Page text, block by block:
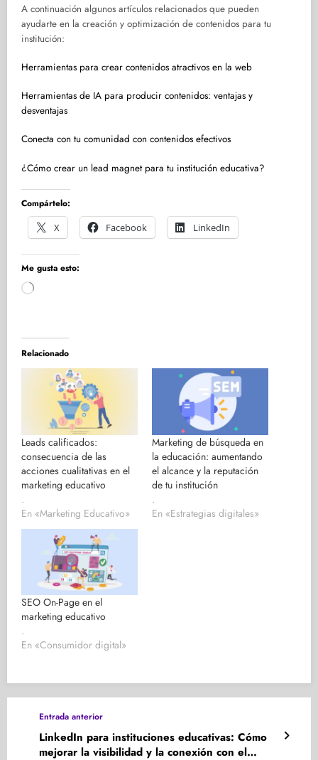
A continuación algunos artículos relacionados que pueden
ayudarte en la creación y optimización de contenidos para tu
institución:
Herramientas para crear contenidos atractivos en la web
Herramientas de IA para producir contenidos: ventajas y
desventajas
Conecta con tu comunidad con contenidos efectivos
¿Cómo crear un lead magnet para tu institución educativa?
Compártelo:
X
Facebook LinkedIn
Me gusta esto:
Cargando...
Relacionado
Leads calificados:
consecuencia de las
acciones cualitativas en el
marketing educativo
.
En «Marketing Educativo»
Marketing de búsqueda en
la educación: aumentando
el alcance y la reputación
de tu institución
.
En «Estrategias digitales»
SEO On-Page en el
marketing educativo
.
En «Consumidor digital»
Entrada anterior
LinkedIn para instituciones educativas: Cómo
mejorar la visibilidad y la conexión con el